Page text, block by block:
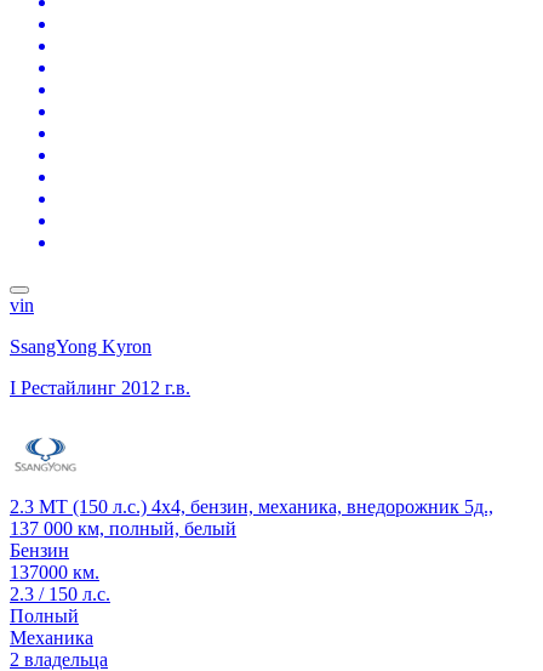
vin
SsangYong Kyron
I Рестайлинг 2012 г.в.
2.3 MT (150 л.с.) 4x4, бензин, механика, внедорожник 5д.,
137 000 км, полный, белый
Бензин
137000 км.
2.3 / 150 л.с.
Полный
Механика
2 владельца